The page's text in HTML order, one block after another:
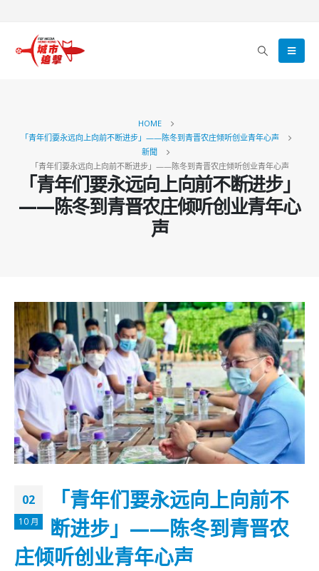
HOME
「青年们要永远向上向前不断进步」——陈冬到青晋农庄倾听创业青年心声
新聞
「青年们要永远向上向前不断进步」——陈冬到青晋农庄倾听创业青年心声
「青年们要永远向上向前不断进步」
——陈冬到青晋农庄倾听创业青年心
声
02
10 月
「青年们要永远向上向前不
断进步」——陈冬到青晋农
庄倾听创业青年心声